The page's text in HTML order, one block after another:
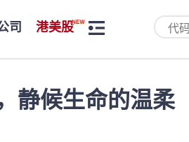
司 港美股
静候生命的温柔